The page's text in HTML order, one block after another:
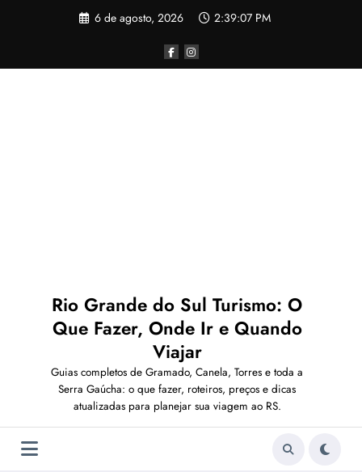
6 de agosto, 2026 2:39:07 PM
Rio Grande do Sul Turismo: O
Que Fazer, Onde Ir e Quando
Viajar
Guias completos de Gramado, Canela, Torres e toda a
Serra Gaúcha: o que fazer, roteiros, preços e dicas
atualizadas para planejar sua viagem ao RS.